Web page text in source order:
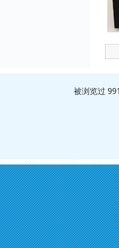
被浏览过